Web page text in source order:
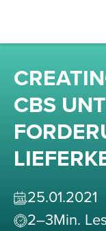
CBS
25.01.2021
2–3Min.